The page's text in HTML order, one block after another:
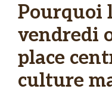
Pourquoi
vendredi
place
culture